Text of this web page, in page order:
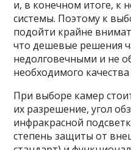
и, в конечном итоге, к
системы. Поэтому к
подойти крайне
что дешевые решения
недолговечными и не
необходимого
При выборе камер
их разрешение, угол
инфракрасной
степень защиты от